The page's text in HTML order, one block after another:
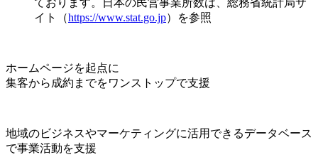
イト（https://www.stat.go.jp）を参照
ホームページを起点に
集客から成約までをワンストップで支援
地域のビジネスやマーケティングに活用できるデータベース
で事業活動を支援